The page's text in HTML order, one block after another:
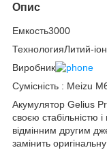
Опис
Емкость3000
ТехнологияЛитий-
Виробник
Сумісність : Meizu
Акумулятор Gelius
своєю стабільністю
відмінним другим
замінить